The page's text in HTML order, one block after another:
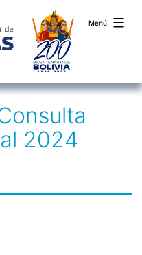
Menú
2024